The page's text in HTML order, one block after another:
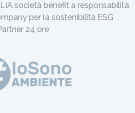
società benefit a responsabilità
per la sostenibilità ESG
24 ore